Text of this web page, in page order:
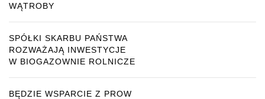
WĄTROBY
SPÓŁKI SKARBU PAŃSTWA
ROZWAŻAJĄ INWESTYCJE
W BIOGAZOWNIE ROLNICZE
BĘDZIE WSPARCIE Z PROW